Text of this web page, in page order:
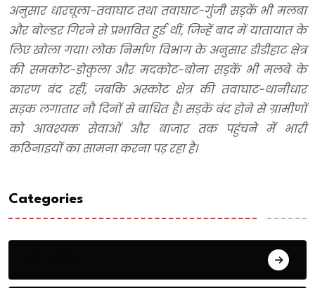
अनुसार धारचूला-तवाघाट तथा तवाघाट-गुंजी सड़कें भी मलबा
और बोल्डर गिरने से प्रभावित हुई थीं, जिन्हें बाद में यातायात के
लिए खोला गया। लोक निर्माण विभाग के अनुसार डीडीहाट क्षेत्र
की समकोट-डोकुला और मदकोट-बोना सड़कें भी मलबे के
कारण बंद रहीं, जबकि अस्कोट क्षेत्र की तवाघाट-थानीधार
सड़क लगातार नौ दिनों से बाधित है। सड़कें बंद होने से ग्रामीणों
को आवश्यक सेवाओं और बाजार तक पहुंचने में भारी
कठिनाइयों का सामना करना पड़ रहा है।
Categories